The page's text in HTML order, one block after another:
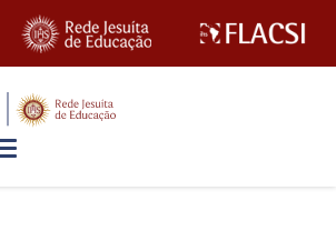
Alternar navegação